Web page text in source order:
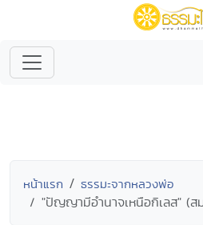
หน้าแรก ธรรมะจากหลวงพ่อ
"ปัญญามีอำนาจเหนือกิเลส" (สม